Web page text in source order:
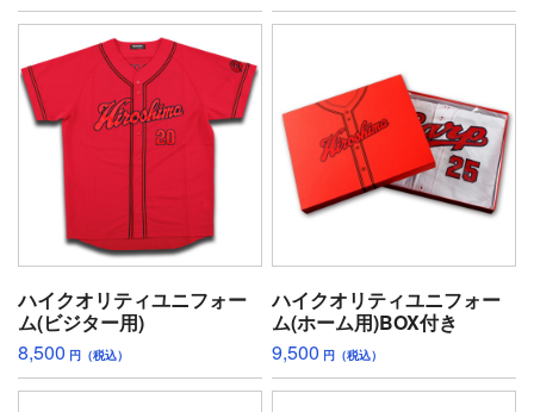
ハイクオリティユニフォー
ム(ビジター用)
8,500 円（税込）
ハイクオリティユニフォー
ム(ホーム用)BOX付き
9,500 円（税込）